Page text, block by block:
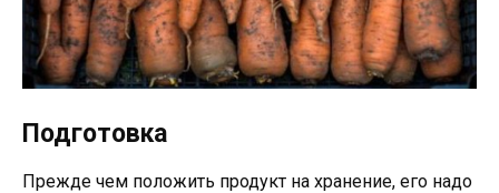
Подготовка
Прежде чем положить продукт на хранение, его надо